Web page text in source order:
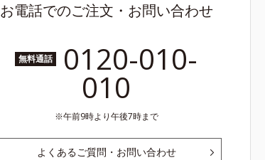
お電話でのご注文・お問い合わせ
無料通話 0120-010-
010
午前9時より午後7時まで
よくあるご質問・お問い合わせ